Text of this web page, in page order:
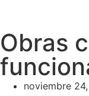
Obras
noviembre